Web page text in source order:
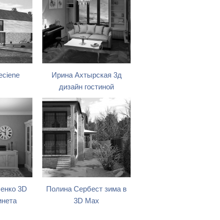
Ирина Ахтырская 3д
дизайн гостиной
3D
Полина Сербест зима в
3D Max